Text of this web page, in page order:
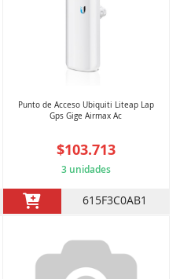
Punto de Acceso Ubiquiti Liteap Lap
Gps Gige Airmax Ac
$103.713
3 unidades
615F3C0AB1